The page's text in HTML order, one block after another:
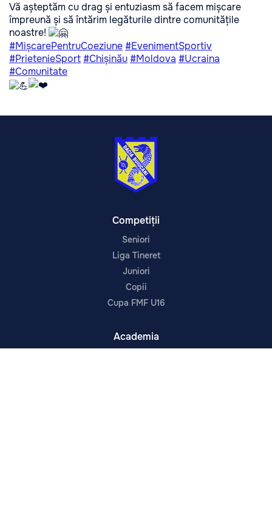
Vă așteptăm cu drag și entuziasm să facem mișcare
împreună și să întărim legăturile dintre comunitățile
noastre!
#MișcarePentruCoeziune #EvenimentSportiv
#PrietenieSport #Chișinău #Moldova #Ucraina
#Comunitate
Competiții
Seniori
Liga Tineret
Juniori
Copii
Cupa FMF U16
Academia